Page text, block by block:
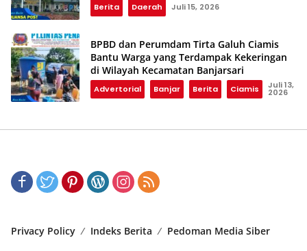
Berita Daerah Juli 15, 2026
BPBD dan Perumdam Tirta Galuh Ciamis
Bantu Warga yang Terdampak Kekeringan
di Wilayah Kecamatan Banjarsari
Advertorial Banjar Berita Ciamis Juli 13,
2026
Privacy Policy Indeks Berita
Pedoman Media Siber